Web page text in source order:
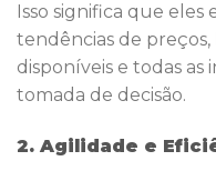
Isso significa que eles
tendências de preços,
disponíveis e todas as
tomada de decisão.
2. Agilidade e